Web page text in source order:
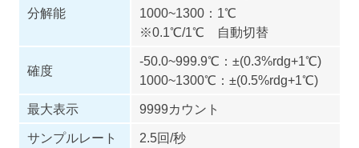
分解能
1000~1300：1℃
※0.1℃/1℃ 自動切替
確度
-50.0~999.9℃：±(0.3%rdg+1℃)
1000~1300℃：±(0.5%rdg+1℃)
最大表示
9999カウント
サンプルレート
2.5回/秒